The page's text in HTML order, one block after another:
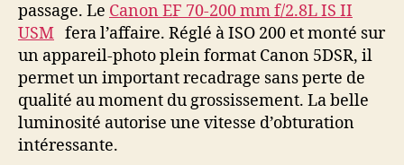
passage. Le Canon EF 70-200 mm f/2.8L IS II
USM fera l’affaire. Réglé à ISO 200 et monté sur
un appareil-photo plein format Canon 5DSR, il
permet un important recadrage sans perte de
qualité au moment du grossissement. La belle
luminosité autorise une vitesse d’obturation
intéressante.